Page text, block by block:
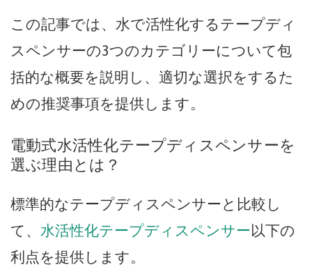
この記事では、水で活性化するテープディ
スペンサーの3つのカテゴリーについて包
括的な概要を説明し、適切な選択をするた
めの推奨事項を提供します。
電動式水活性化テープディスペンサーを
選ぶ理由とは？
標準的なテープディスペンサーと比較し
て、 水活性化テープディスペンサー以下の
利点を提供します。